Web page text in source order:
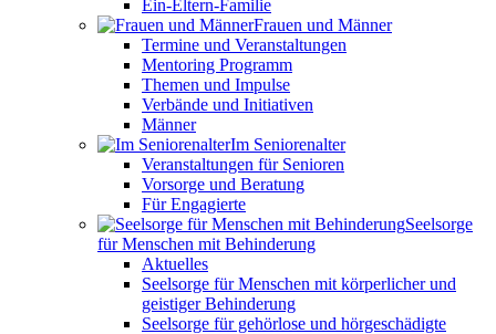
Ein-Eltern-Familie
Frauen und Männer
Termine und Veranstaltungen
Mentoring Programm
Themen und Impulse
Verbände und Initiativen
Männer
Im Seniorenalter
Veranstaltungen für Senioren
Vorsorge und Beratung
Für Engagierte
Seelsorge
für Menschen mit Behinderung
Aktuelles
Seelsorge für Menschen mit körperlicher und
geistiger Behinderung
Seelsorge für gehörlose und hörgeschädigte